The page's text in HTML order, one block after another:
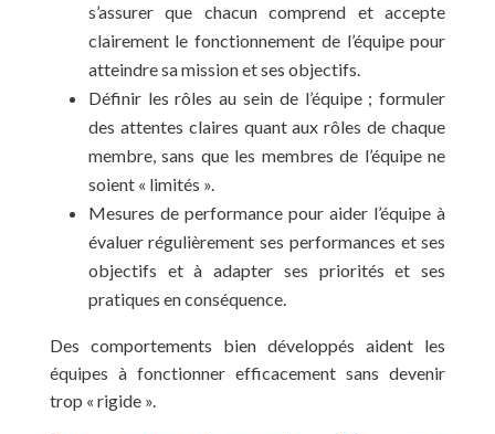
s’assurer que chacun comprend et accepte
clairement le fonctionnement de l’équipe pour
atteindre sa mission et ses objectifs.
Définir les rôles au sein de l’équipe ; formuler
des attentes claires quant aux rôles de chaque
membre, sans que les membres de l’équipe ne
soient « limités ».
Mesures de performance pour aider l’équipe à
évaluer régulièrement ses performances et ses
objectifs et à adapter ses priorités et ses
pratiques en conséquence.
Des comportements bien développés aident les
équipes à fonctionner efficacement sans devenir
trop « rigide ».